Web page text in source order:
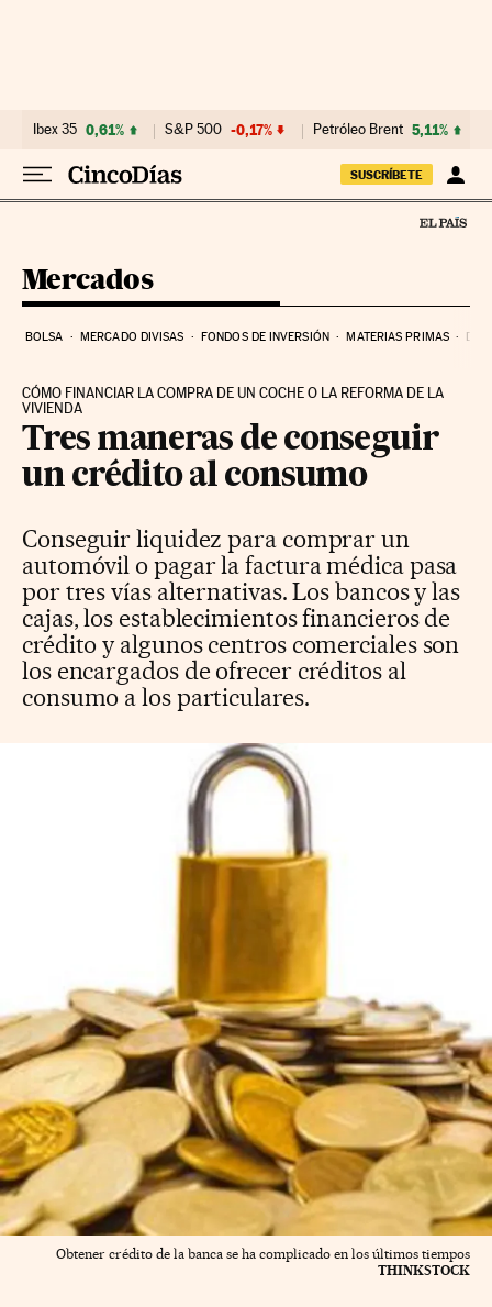
Ibex 35 0,61% S&P 500 -0,17% Petróleo Brent 5,11%
SUSCRÍBETE
Mercados
BOLSA MERCADO DIVISAS FONDOS DE INVERSIÓN MATERIAS PRIMAS
CÓMO FINANCIAR LA COMPRA DE UN COCHE O LA REFORMA DE LA
VIVIENDA
Tres maneras de conseguir
un crédito al consumo
Conseguir liquidez para comprar un
automóvil o pagar la factura médica pasa
por tres vías alternativas. Los bancos y las
cajas, los establecimientos financieros de
crédito y algunos centros comerciales son
los encargados de ofrecer créditos al
consumo a los particulares.
Obtener crédito de la banca se ha complicado en los últimos tiempos
THINKSTOCK